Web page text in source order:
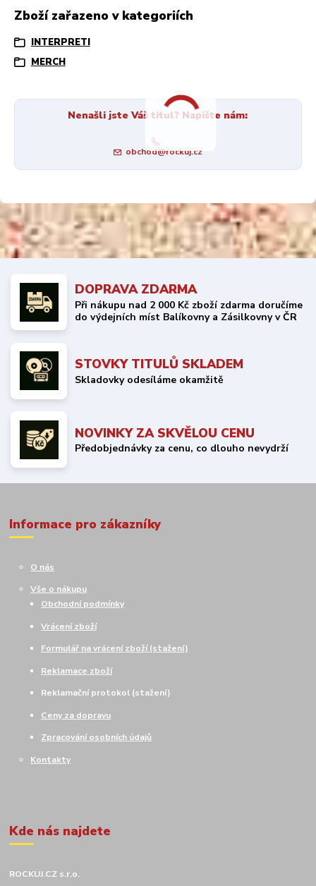
Zboží zařazeno v kategoriích
INTERPRETI
MERCH
Nenašli jste Váš titul? Napište nám:
obchod@rockuj.cz
DOPRAVA ZDARMA
Při nákupu nad 2 000 Kč zboží zdarma doručíme
do výdejních míst Balíkovny a Zásilkovny v ČR
STOVKY TITULŮ SKLADEM
Skladovky odesíláme okamžitě
NOVINKY ZA SKVĚLOU CENU
Předobjednávky za cenu, co dlouho nevydrží
Informace pro zákazníky
O nás
Vše o nákupu
Obchodní podmínky
Vrácení zboží
Formulář na vrácení zboží (stažení)
Reklamace zboží
Reklamační protokol (stažení)
Ceny za dopravu
Zpracování osobních údajů
Kontakty
Kde nás najdete
ROCKUJ.CZ s.r.o.